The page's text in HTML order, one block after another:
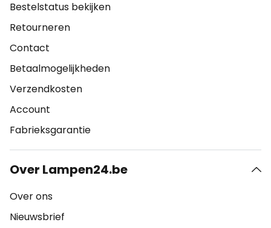
Bestelstatus bekijken
Retourneren
Contact
Betaalmogelijkheden
Verzendkosten
Account
Fabrieksgarantie
Over Lampen24.be
Over ons
Nieuwsbrief